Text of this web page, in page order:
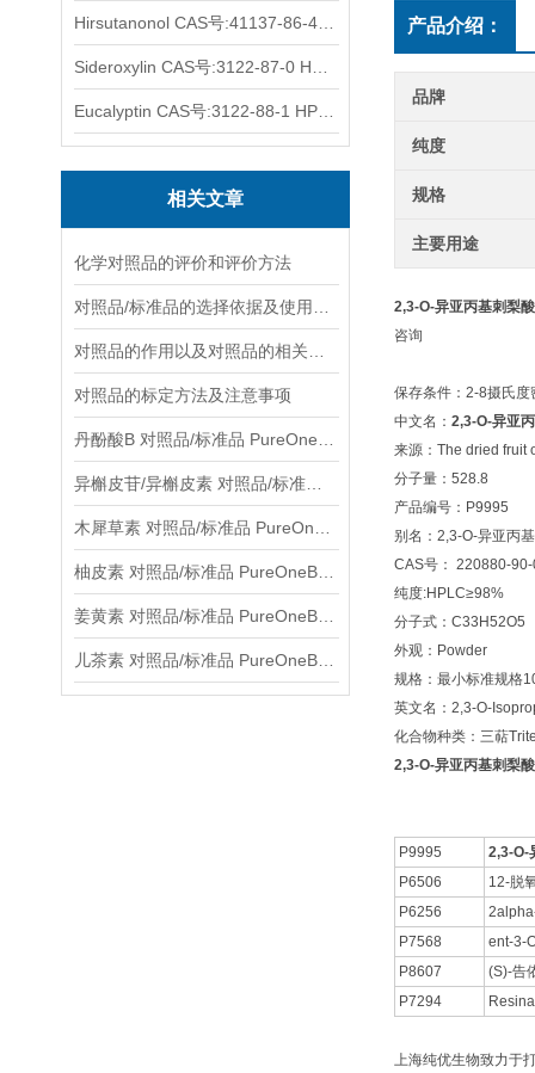
相关文章
化学对照品的评价和评价方法
对照品的标定方法及注意事项
产品介绍：
品牌
纯度
规格
主要用途
2,3-O-异亚丙基刺梨
咨询
保存条件：2-8摄氏度
中文名： 2,3-O-异亚
来源：The dried fruit
分子量：528.8
产品编号：P9995
别名：2,3-O-异亚丙
CAS号： 220880-
纯度:HPLC≥98%
分子式：C33H52O5
外观：Powder
规格：最小标准规格
英文名：2,3-O-
化合物种类：三萜
2,3-O-异亚丙基刺梨
P9995
2,3-O-
P6506
12-脱
P6256
P7568
ent-3-
P8607
(S)-告
P7294
上海纯优生物致力于